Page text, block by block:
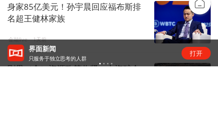
身家85亿美元！孙宇晨回应福布斯排
名超王健林家族
金融live 1天前
刚果（金）资源政策收紧，中资矿企
界面新闻
只服务于独立思考的人群
打开